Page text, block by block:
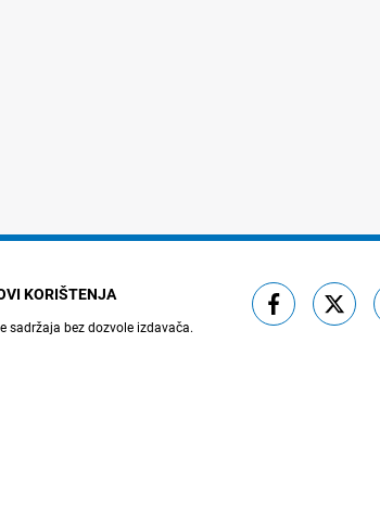
KORIŠTENJA
sadržaja bez dozvole izdavača.